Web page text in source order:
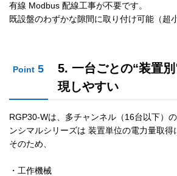
有線 Modbus 配線工事が不要です。
既設盤のわずかな隙間に取り付け可能（超
Point 5
5. 一台ごとの“装置
現しやすい
RGP30-Wは、多チャンネル（16台以下）
ンシマルシリーズは 装置単位の電力量取得
そのため、
・工作機械